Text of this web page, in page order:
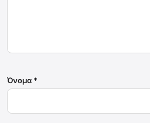
Όνομα *